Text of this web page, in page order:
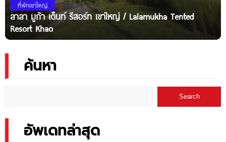
ที่พักเขาใหญ่
ลาลา มูก้า เต็นท์ รีสอร์ท เขาใหญ่ / Lalamukha Tented
Resort Khao
ค้นหา
Search
อัพเดทล่าสุด